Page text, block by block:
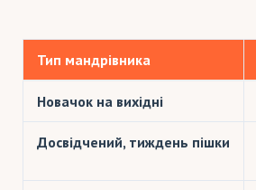
Тип мандрівника
Новачок на вихідні
Досвідчений, тиждень пішки